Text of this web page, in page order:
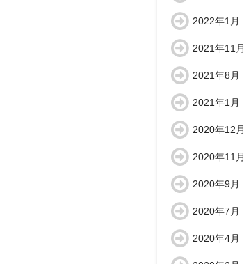
2022年1月
2021年11月
2021年8月
2021年1月
2020年12月
2020年11月
2020年9月
2020年7月
2020年4月